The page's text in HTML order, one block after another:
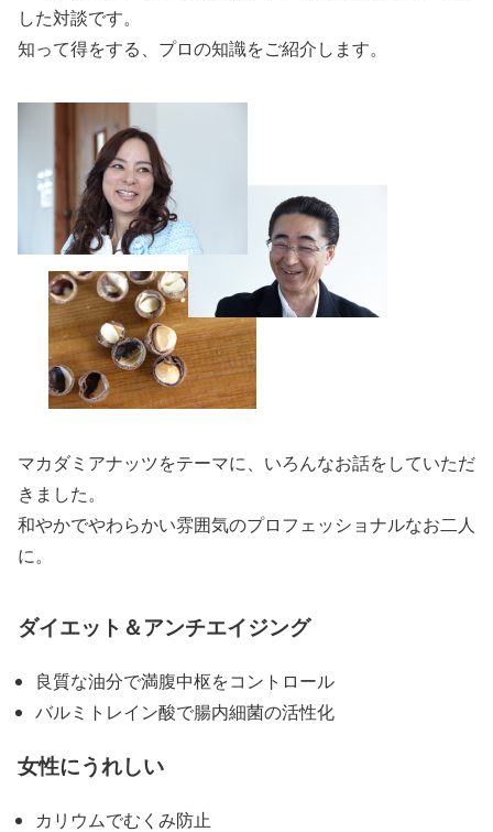
した対談です。
知って得をする、プロの知識をご紹介します。
マカダミアナッツをテーマに、いろんなお話をしていただ
きました。
和やかでやわらかい雰囲気のプロフェッショナルなお二人
に。
ダイエット＆アンチエイジング
良質な油分で満腹中枢をコントロール
バルミトレイン酸で腸内細菌の活性化
女性にうれしい
カリウムでむくみ防止